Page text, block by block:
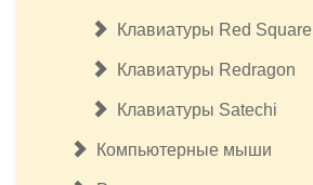
Клавиатуры Red Square
Клавиатуры Redragon
Клавиатуры Satechi
Компьютерные мыши